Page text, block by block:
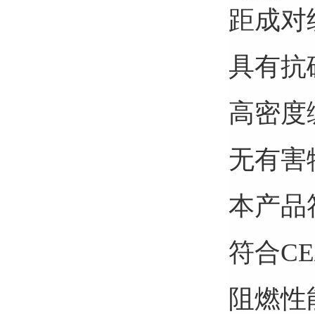
距成对
具有抗
高密度
无有害
本产品
符合
阻燃性